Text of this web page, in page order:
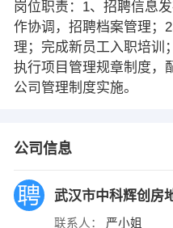
岗位职责：1、招聘信息
作协调，招聘档案管理；
理；完成新员工入职培训
执行项目管理规章制度，
公司管理制度实施。
公司信息
武汉市中科辉创房
联系人： 严小姐